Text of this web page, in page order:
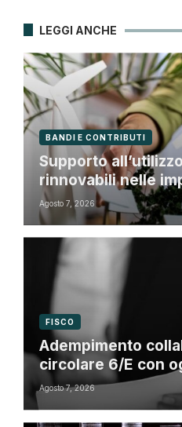
LEGGI ANCHE
BANDI E CONTRIBUTI
Supporto
rinnovabili nelle
Romagna
Agosto 7, 2026
FISCO
Adempimento
circolare 6/E con
riforma fiscale
Agosto 7, 2026